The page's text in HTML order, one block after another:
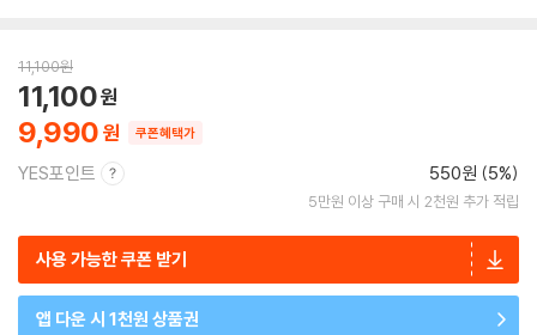
11,100원
9,990
11,100
쿠폰혜택가
YES포인트 550원 (5%)
5만원 이상 구매 시 2천원 추가 적립
사용 가능한 쿠폰 받기
앱 다운 시 1천원 상품권